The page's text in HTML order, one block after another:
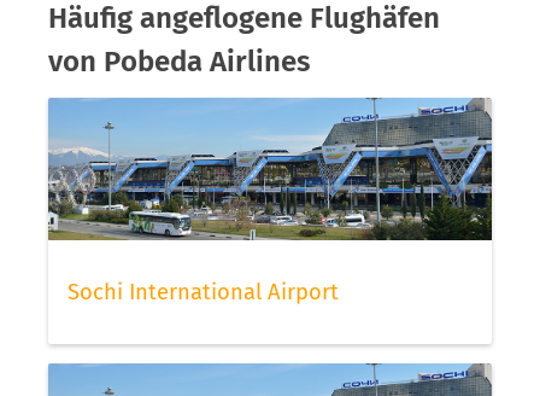
Häufig angeflogene Flughäfen
von Pobeda Airlines
Sochi International Airport